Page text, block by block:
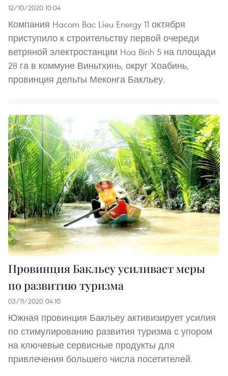
12/10/2020 10:04
Компания Hacom Bac Lieu Energy 11 октября
приступило к строительству первой очереди
ветряной электростанции Hoa Binh 5 на площади
28 га в коммуне Виньтхинь, округ Хоабинь,
провинция дельты Меконга Бакльеу.
Провинция Бакльеу усиливает меры
по развитию туризма
03/11/2020 04:10
Южная провинция Бакльеу активизирует усилия
по стимулированию развития туризма с упором
на ключевые сервисные продукты для
привлечения большего числа посетителей.